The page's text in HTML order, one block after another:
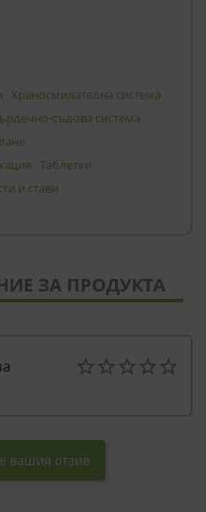
Храносмилателна система
съдова система
Таблетки
и стави
ЗА ПРОДУКТА
вашия отзив